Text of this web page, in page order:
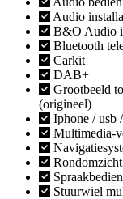
Audio
B&O Audio
Bluetooth
Carkit
DAB+
Grootbeeld
(origineel)
Iphone / usb
Multimedia-
Rondomzicht
Stuurwiel